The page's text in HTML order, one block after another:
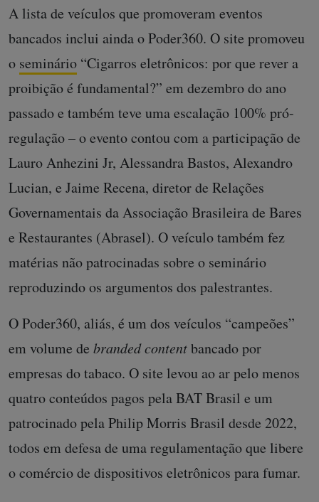
A lista de veículos que promoveram eventos
bancados inclui ainda o Poder360. O site promoveu
o seminário “Cigarros eletrônicos: por que rever a
proibição é fundamental?” em dezembro do ano
passado e também teve uma escalação 100% pró-
regulação – o evento contou com a participação de
Lauro Anhezini Jr, Alessandra Bastos, Alexandro
Lucian, e Jaime Recena, diretor de Relações
Governamentais da Associação Brasileira de Bares
e Restaurantes (Abrasel). O veículo também fez
matérias não patrocinadas sobre o seminário
reproduzindo os argumentos dos palestrantes.
O Poder360, aliás, é um dos veículos “campeões”
em volume de branded contentbancado por
empresas do tabaco. O site levou ao ar pelo menos
quatro conteúdos pagos pela BAT Brasil e um
patrocinado pela Philip Morris Brasil desde 2022,
todos em defesa de uma regulamentação que libere
o comércio de dispositivos eletrônicos para fumar.